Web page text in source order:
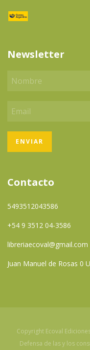
Newsletter
Contacto
5493512043586
+54 9 3512 04-3586
libreriaecoval@gmail.com
Juan Manuel de Rosas 0
Copyright Ecoval
Defensa de las y los